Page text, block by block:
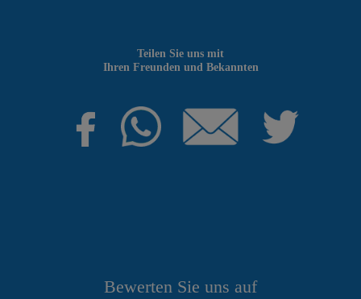
Bewerten Sie uns auf
Teilen Sie uns mit
Ihren Freunden und Bekannten